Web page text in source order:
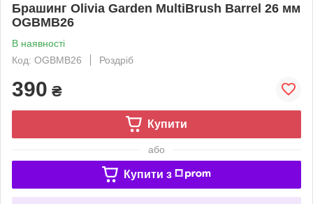
Брашинг Olivia Garden MultiBrush Barrel 26 мм
OGBMB26
В наявності
Код: OGBMB26
Роздріб
390 ₴
Купити
або
Купити з